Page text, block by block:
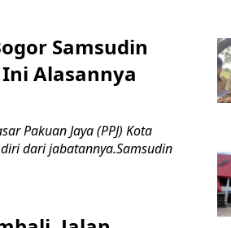
Samsudin
Alasannya
Pakuan Jaya (PPJ) Kota
dari jabatannya.Samsudin